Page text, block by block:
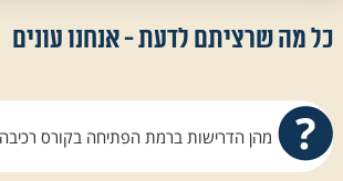
כל מה שרציתם לדעת - אנחנו עונים
מהן הדרישות ברמת הפתיחה בקורס